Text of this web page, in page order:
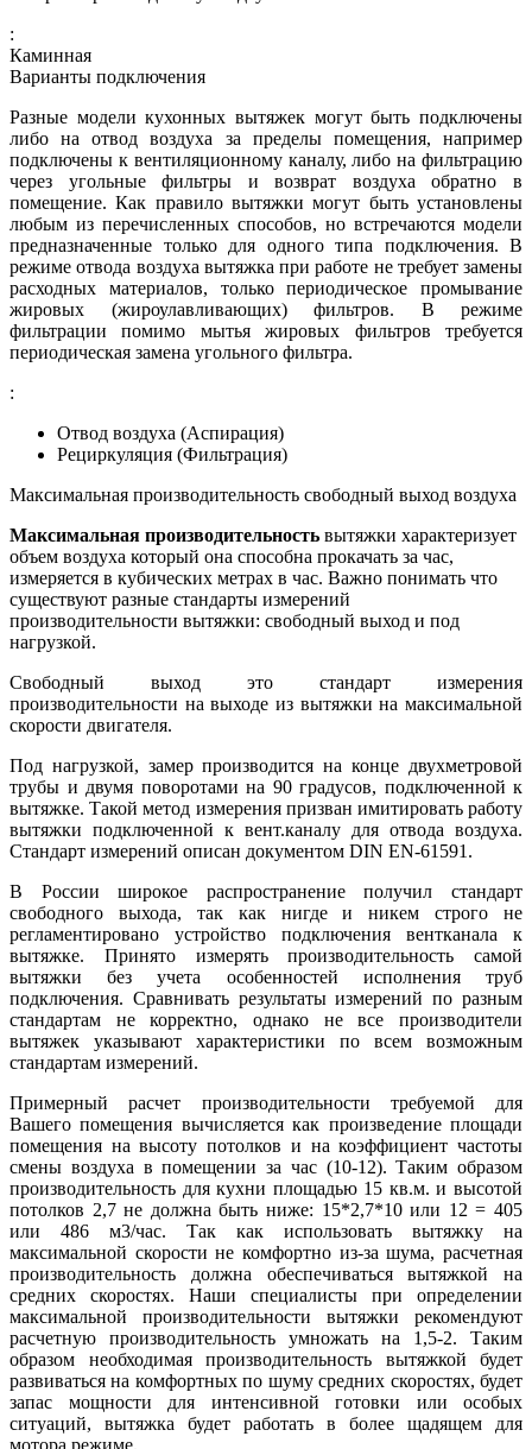
:
Каминная
Варианты подключения
Разные модели кухонных вытяжек могут быть подключены
либо на отвод воздуха за пределы помещения, например
подключены к вентиляционному каналу, либо на фильтрацию
через угольные фильтры и возврат воздуха обратно в
помещение. Как правило вытяжки могут быть установлены
любым из перечисленных способов, но встречаются модели
предназначенные только для одного типа подключения. В
режиме отвода воздуха вытяжка при работе не требует замены
расходных материалов, только периодическое промывание
жировых (жироулавливающих) фильтров. В режиме
фильтрации помимо мытья жировых фильтров требуется
периодическая замена угольного фильтра.
:
Отвод воздуха (Аспирация)
Рециркуляция (Фильтрация)
Максимальная производительность свободный выход воздуха
Максимальная производительность вытяжки характеризует
объем воздуха который она способна прокачать за час,
измеряется в кубических метрах в час. Важно понимать что
существуют разные стандарты измерений
производительности вытяжки: свободный выход и под
нагрузкой.
Свободный выход это стандарт измерения
производительности на выходе из вытяжки на максимальной
скорости двигателя.
Под нагрузкой, замер производится на конце двухметровой
трубы и двумя поворотами на 90 градусов, подключенной к
вытяжке. Такой метод измерения призван имитировать работу
вытяжки подключенной к вент.каналу для отвода воздуха.
Стандарт измерений описан документом DIN EN-61591.
В России широкое распространение получил стандарт
свободного выхода, так как нигде и никем строго не
регламентировано устройство подключения вентканала к
вытяжке. Принято измерять производительность самой
вытяжки без учета особенностей исполнения труб
подключения. Сравнивать результаты измерений по разным
стандартам не корректно, однако не все производители
вытяжек указывают характеристики по всем возможным
стандартам измерений.
Примерный расчет производительности требуемой для
Вашего помещения вычисляется как произведение площади
помещения на высоту потолков и на коэффициент частоты
смены воздуха в помещении за час (10-12). Таким образом
производительность для кухни площадью 15 кв.м. и высотой
потолков 2,7 не должна быть ниже: 15*2,7*10 или 12 = 405
или 486 м3/час. Так как использовать вытяжку на
максимальной скорости не комфортно из-за шума, расчетная
производительность должна обеспечиваться вытяжкой на
средних скоростях. Наши специалисты при определении
максимальной производительности вытяжки рекомендуют
расчетную производительность умножать на 1,5-2. Таким
образом необходимая производительность вытяжкой будет
развиваться на комфортных по шуму средних скоростях, будет
запас мощности для интенсивной готовки или особых
ситуаций, вытяжка будет работать в более щадящем для
мотора режиме.